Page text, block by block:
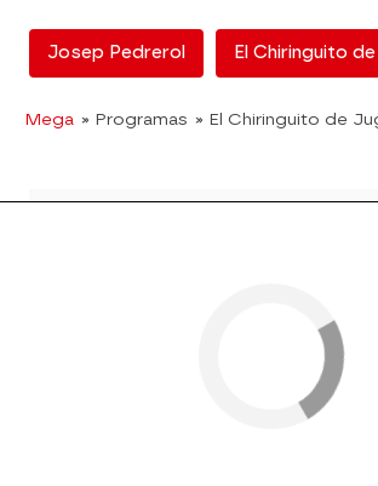
Josep Pedrerol El Chiringuito
Mega » Programas » El Chiringuito de